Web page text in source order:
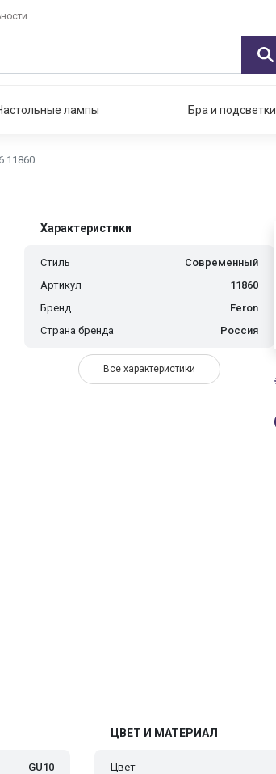
лампы Бра и подсветки
11860
Характеристики
Стиль
Современный
Артикул
11860
Бренд
Feron
Страна бренда
Россия
Все характеристики
GU10
ЦВЕТ И МАТЕРИАЛ
Цвет